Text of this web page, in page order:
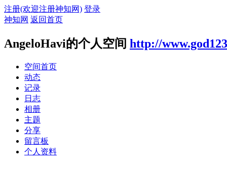
注册(欢迎注册神知网) 登录
神知网 返回首页
AngeloHavi的个人空间 http://
空间首页
动态
记录
日志
相册
主题
分享
留言板
个人资料